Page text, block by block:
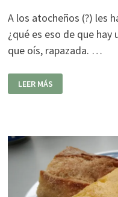
A los atocheños (?) les
¿qué es eso de que hay
que oís, rapazada. …
MUNDIAL
82
LEER MÁS